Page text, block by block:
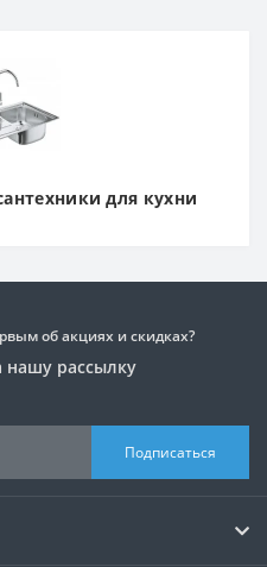
для кухни
об акциях и скидках?
нашу рассылку
Подписаться